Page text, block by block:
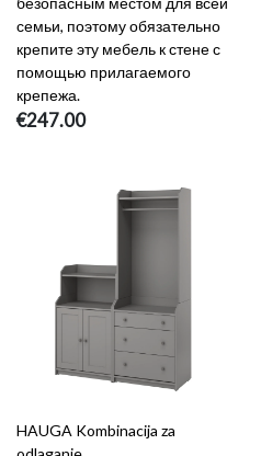
семьи, поэтому обязательно
крепите эту мебель к стене с
помощью прилагаемого
крепежа.
€247.00
HAUGA Kombinacija za